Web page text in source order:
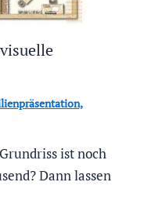
,
ist noch
Dann lassen